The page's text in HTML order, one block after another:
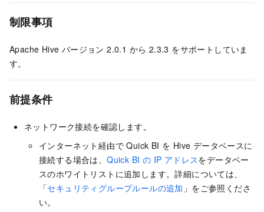
制限事項
Apache Hive バージョン 2.0.1 から 2.3.3 をサポートしていま
す。
前提条件
ネットワーク接続を確認します。
インターネット経由で Quick BI を Hive データベースに
接続する場合は、Quick BI の IP アドレスをデータベー
スのホワイトリストに追加します。詳細については、
「セキュリティグループルールの追加 」をご参照くださ
い。